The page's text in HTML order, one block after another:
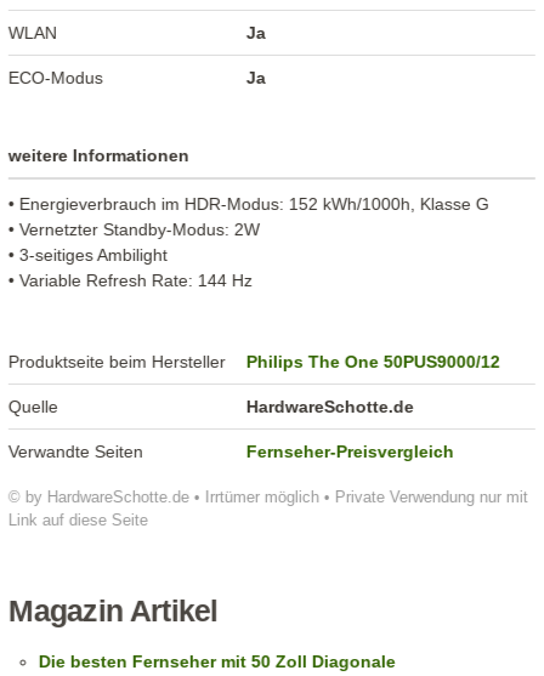
© by HardwareSchotte.de • Irrtümer möglich • Private Verwendung nur mit
Link auf diese Seite
WLAN Ja
ECO-Modus Ja
weitere Informationen
• Energieverbrauch im HDR-Modus: 152 kWh/1000h, Klasse G
• Vernetzter Standby-Modus: 2W
• 3-seitiges Ambilight
• Variable Refresh Rate: 144 Hz
Produktseite beim Hersteller Philips The One 50PUS9000/12
Quelle HardwareSchotte.de
Verwandte Seiten Fernseher-Preisvergleich
Magazin Artikel
Die besten Fernseher mit 50 Zoll Diagonale